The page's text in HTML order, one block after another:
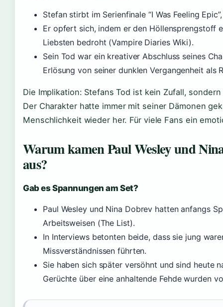
Stefan stirbt im Serienfinale “I Was Feeling
Er opfert sich, indem er den Höllensprengstoff
Liebsten bedroht (Vampire Diaries Wiki).
Sein Tod war ein kreativer Abschluss seines
Erlösung von seiner dunklen Vergangenheit als
Die Implikation: Stefans Tod ist kein Zufall,
Der Charakter hatte immer mit seiner Dämonen
Menschlichkeit wieder her. Für viele Fans ein
Warum kamen Paul Wesley und
aus?
Gab es Spannungen am Set?
Paul Wesley und Nina Dobrev hatten anfangs
Arbeitsweisen (The List).
In Interviews betonten beide, dass sie jung
Missverständnissen führten.
Sie haben sich später versöhnt und sind heute
Gerüchte über eine anhaltende Fehde wurden